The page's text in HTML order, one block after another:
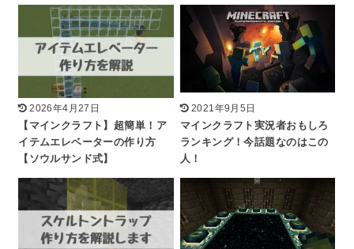
2026年4月27日
【マインクラフト】超簡単！ア
イテムエレベーターの作り方
【ソウルサンド式】
2021年9月5日
マインクラフト実況者おもしろ
ランキング！今話題なのはこの
人！